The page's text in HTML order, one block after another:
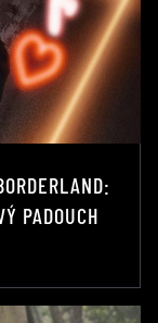
PADOUCH